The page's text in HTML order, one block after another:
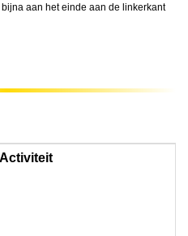
aan het einde aan de linkerkant
Activiteit